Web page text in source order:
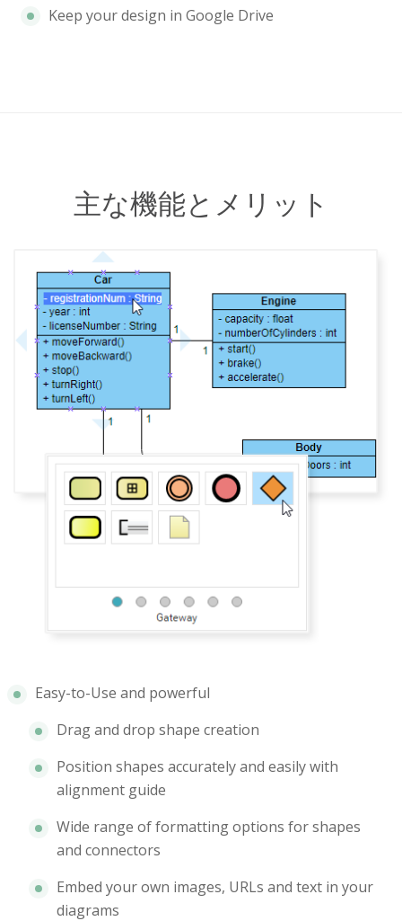
Keep your design in Google Drive
主な機能とメリット
Easy-to-Use and powerful
Drag and drop shape creation
Position shapes accurately and easily with
alignment guide
Wide range of formatting options for shapes
and connectors
Embed your own images, URLs and text in your
diagrams